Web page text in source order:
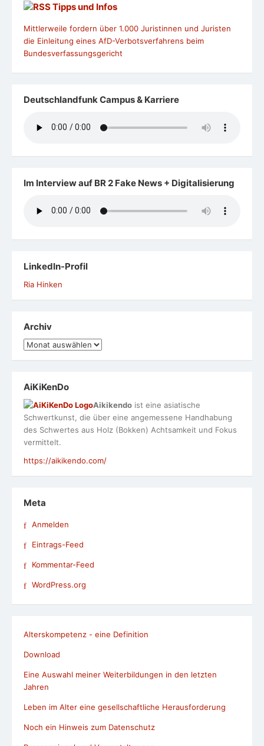
Tipps und Infos
Mittlerweile fordern über 1.000 Juristinnen und Juristen
die Einleitung eines AfD-Verbotsverfahrens beim
Bundesverfassungsgericht
Deutschlandfunk Campus & Karriere
Im Interview auf BR 2 Fake News + Digitalisierung
LinkedIn-Profil
Ria Hinken
Archiv
Archiv
AiKiKenDo
Aikikendo ist eine asiatische
Schwertkunst, die über eine angemessene Handhabung
des Schwertes aus Holz (Bokken) Achtsamkeit und Fokus
vermittelt.
https://aikikendo.com/
Meta
Anmelden
Eintrags-Feed
Kommentar-Feed
WordPress.org
Alterskompetenz - eine Definition
Download
Eine Auswahl meiner Weiterbildungen in den letzten
Jahren
Leben im Alter eine gesellschaftliche Herausforderung
Noch ein Hinweis zum Datenschutz